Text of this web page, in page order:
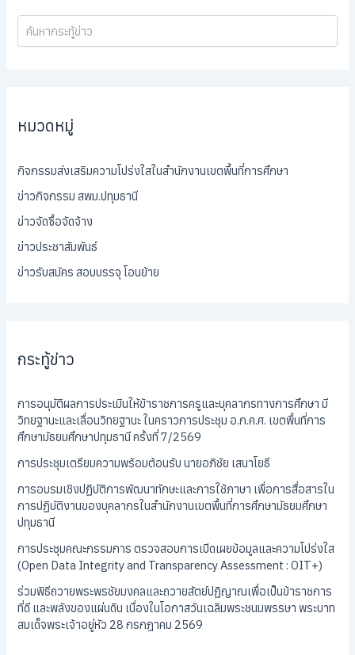
หมวดหมู่
กิจกรรมส่งเสริมความโปร่งใสในสำนักงานเขตพื้นที่การศึกษา
ข่าวกิจกรรม สพม.ปทุมธานี
ข่าวจัดซื้อจัดจ้าง
ข่าวประชาสัมพันธ์
ข่าวรับสมัคร สอบบรรจุ โอนย้าย
กระทู้ข่าว
การอนุมัติผลการประเมินให้ข้าราชการครูและบุคลากรทางการศึกษา มี
วิทยฐานะและเลื่อนวิทยฐานะ ในคราวการประชุม อ.ก.ค.ศ. เขตพื้นที่การ
ศึกษามัธยมศึกษาปทุมธานี ครั้งที่ 7/2569
การประชุมเตรียมความพร้อมต้อนรับ นายอภิชัย เสนาโยธี
การอบรมเชิงปฏิบัติการพัฒนาทักษะและการใช้ภาษา เพื่อการสื่อสารใน
การปฏิบัติงานของบุคลากรในสำนักงานเขตพื้นที่การศึกษามัธยมศึกษา
ปทุมธานี
การประชุมคณะกรรมการ ตรวจสอบการเปิดเผยข้อมูลและความโปร่งใส
(Open Data Integrity and Transparency Assessment : OIT+)
ร่วมพิธีถวายพระพรชัยมงคลและถวายสัตย์ปฏิญาณเพื่อเป็นข้าราชการ
ที่ดี และพลังของแผ่นดิน เนื่องในโอกาสวันเฉลิมพระชนมพรรษา พระบาท
สมเด็จพระเจ้าอยู่หัว 28 กรกฎาคม 2569